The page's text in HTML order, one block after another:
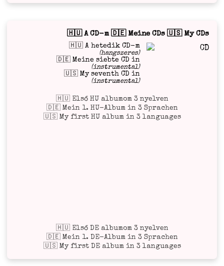
🇭🇺 A CD-m 🇩🇪 Meine CDs 🇺🇸 My CDs
🇭🇺 A hetedik CD-m
(hangszeres)
🇩🇪 Meine siebte CD in
(instrumental)
🇺🇸 My seventh CD in
(instrumental)
🇭🇺 Első HU albumom 3 nyelven
🇩🇪 Mein 1. HU-Album in 3 Sprachen
🇺🇸 My first HU album in 3 languages
🇭🇺 Első DE albumom 3 nyelven
🇩🇪 Mein 1. DE-Album in 3 Sprachen
🇺🇸 My first DE album in 3 languages